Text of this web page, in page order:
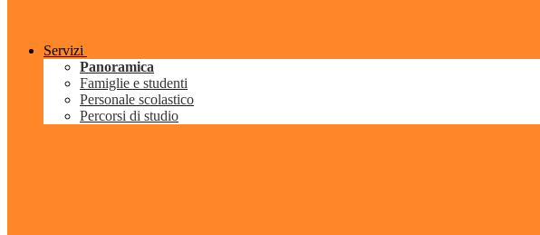
Servizi
Panoramica
Famiglie e studenti
Personale scolastico
Percorsi di studio